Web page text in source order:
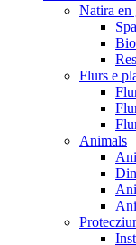
Natira en
Flurs e
Animals